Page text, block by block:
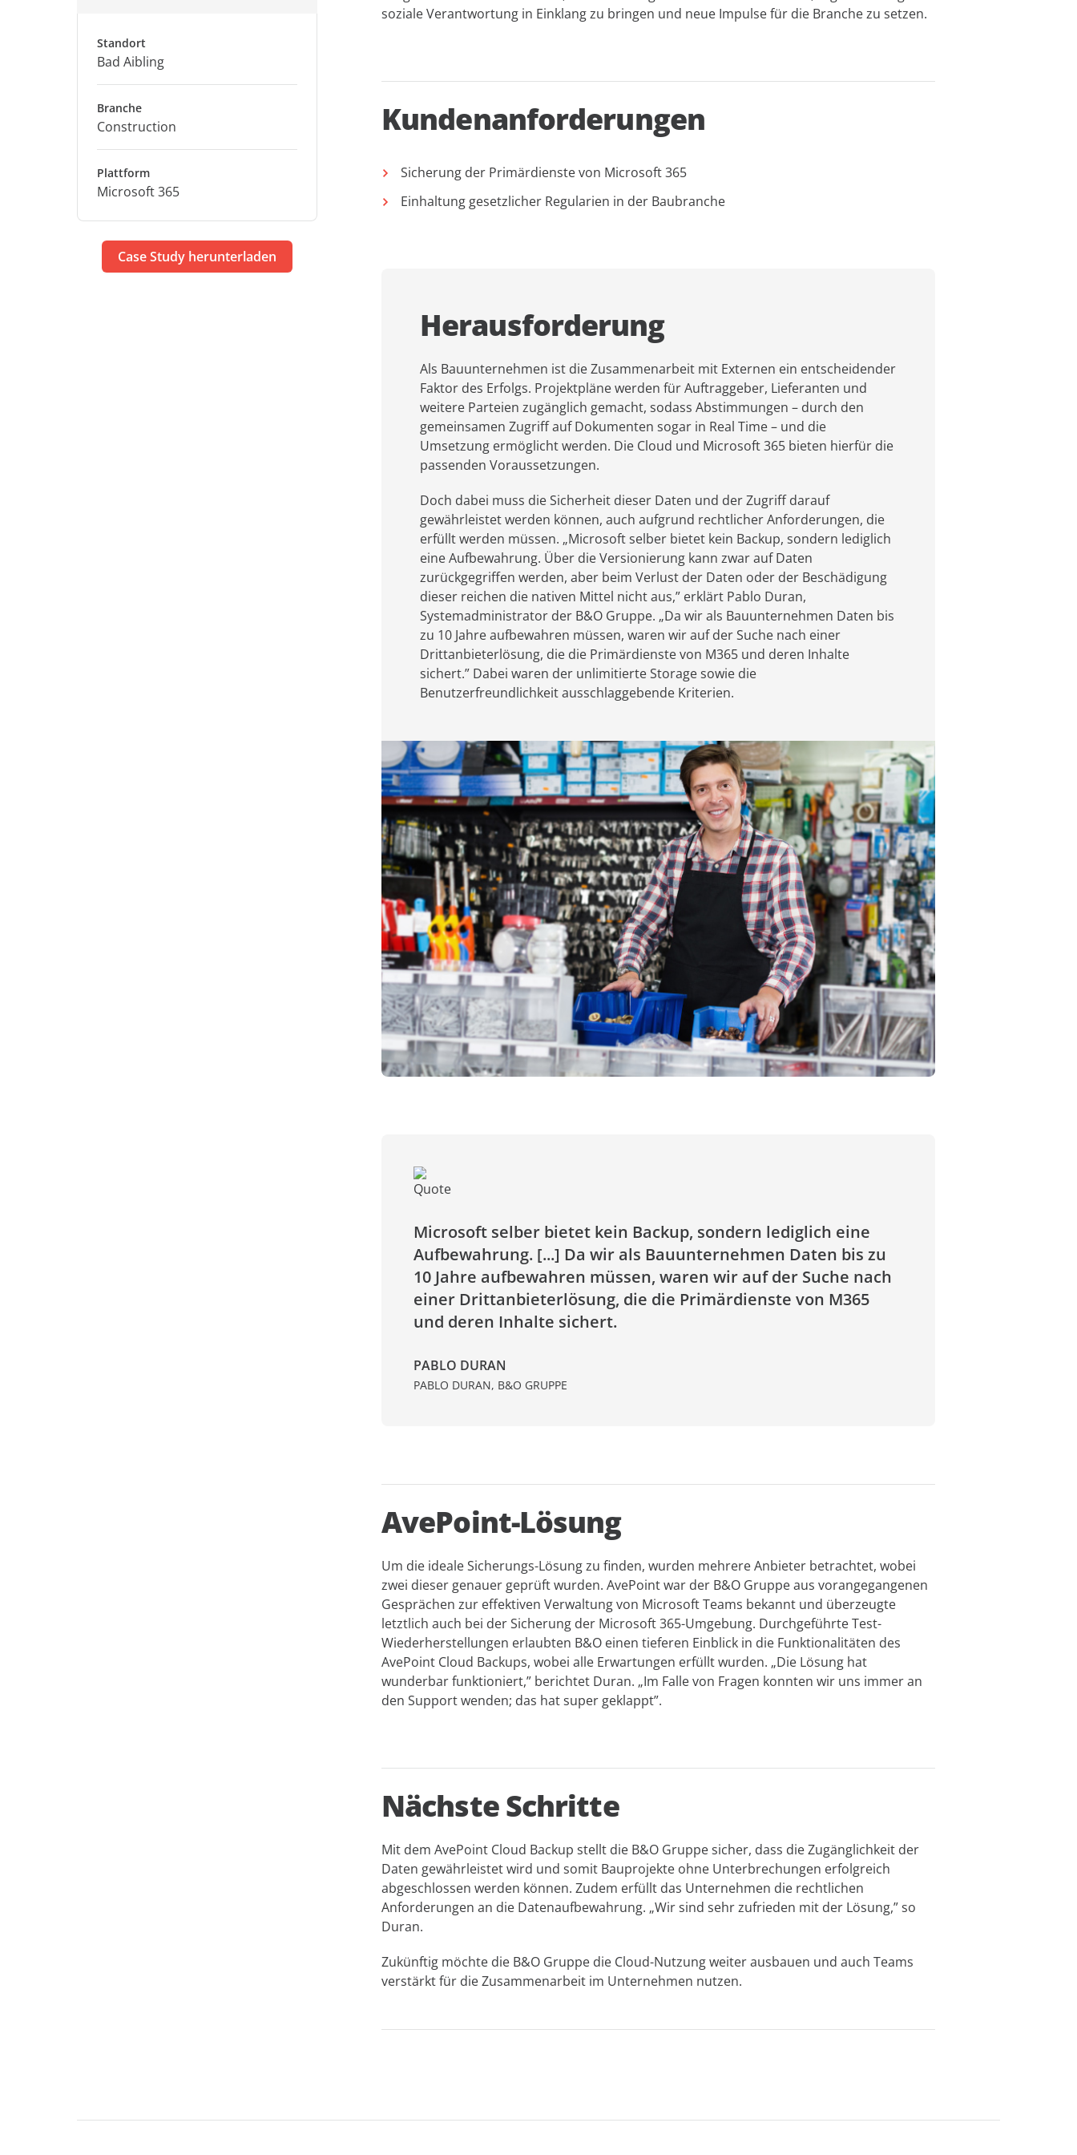
Standort
Bad Aibling
Branche
Construction
Plattform
Microsoft 365
Case Study herunterladen
soziale Verantwortung in Einklang zu bringen und neue Impulse für die Branche zu setzen.
Kundenanforderungen
Sicherung der Primärdienste von Microsoft 365
Einhaltung gesetzlicher Regularien in der Baubranche
Herausforderung
Als Bauunternehmen ist die Zusammenarbeit mit Externen ein entscheidender
Faktor des Erfolgs. Projektpläne werden für Auftraggeber, Lieferanten und
weitere Parteien zugänglich gemacht, sodass Abstimmungen – durch den
gemeinsamen Zugriff auf Dokumenten sogar in Real Time – und die
Umsetzung ermöglicht werden. Die Cloud und Microsoft 365 bieten hierfür die
passenden Voraussetzungen.
Doch dabei muss die Sicherheit dieser Daten und der Zugriff darauf
gewährleistet werden können, auch aufgrund rechtlicher Anforderungen, die
erfüllt werden müssen. „Microsoft selber bietet kein Backup, sondern lediglich
eine Aufbewahrung. Über die Versionierung kann zwar auf Daten
zurückgegriffen werden, aber beim Verlust der Daten oder der Beschädigung
dieser reichen die nativen Mittel nicht aus,” erklärt Pablo Duran,
Systemadministrator der B&O Gruppe. „Da wir als Bauunternehmen Daten bis
zu 10 Jahre aufbewahren müssen, waren wir auf der Suche nach einer
Drittanbieterlösung, die die Primärdienste von M365 und deren Inhalte
sichert.” Dabei waren der unlimitierte Storage sowie die
Benutzerfreundlichkeit ausschlaggebende Kriterien.
Microsoft selber bietet kein Backup, sondern lediglich eine
Aufbewahrung. [...] Da wir als Bauunternehmen Daten bis zu
10 Jahre aufbewahren müssen, waren wir auf der Suche nach
einer Drittanbieterlösung, die die Primärdienste von M365
und deren Inhalte sichert.
PABLO DURAN
PABLO DURAN, B&O GRUPPE
AvePoint-Lösung
Um die ideale Sicherungs-Lösung zu finden, wurden mehrere Anbieter betrachtet, wobei
zwei dieser genauer geprüft wurden. AvePoint war der B&O Gruppe aus vorangegangenen
Gesprächen zur effektiven Verwaltung von Microsoft Teams bekannt und überzeugte
letztlich auch bei der Sicherung der Microsoft 365-Umgebung. Durchgeführte Test-
Wiederherstellungen erlaubten B&O einen tieferen Einblick in die Funktionalitäten des
AvePoint Cloud Backups, wobei alle Erwartungen erfüllt wurden. „Die Lösung hat
wunderbar funktioniert,” berichtet Duran. „Im Falle von Fragen konnten wir uns immer an
den Support wenden; das hat super geklappt”.
Nächste Schritte
Mit dem AvePoint Cloud Backup stellt die B&O Gruppe sicher, dass die Zugänglichkeit der
Daten gewährleistet wird und somit Bauprojekte ohne Unterbrechungen erfolgreich
abgeschlossen werden können. Zudem erfüllt das Unternehmen die rechtlichen
Anforderungen an die Datenaufbewahrung. „Wir sind sehr zufrieden mit der Lösung,” so
Duran.
Zukünftig möchte die B&O Gruppe die Cloud-Nutzung weiter ausbauen und auch Teams
verstärkt für die Zusammenarbeit im Unternehmen nutzen.